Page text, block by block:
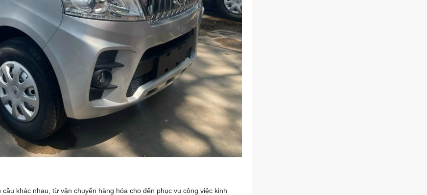
khác nhau, từ vận chuyển hàng hóa cho đến phục vụ công việc kinh